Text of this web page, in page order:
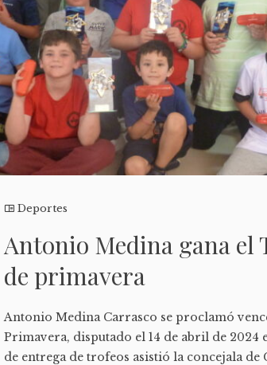
Deportes
Antonio Medina gana el
de primavera
Antonio Medina Carrasco se proclamó
Primavera, disputado el 14 de abril de 2024
de entrega de trofeos asistió la concejala